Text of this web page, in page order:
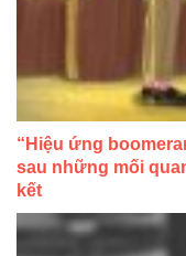
“Hiệu ứng
sau những mối
kết